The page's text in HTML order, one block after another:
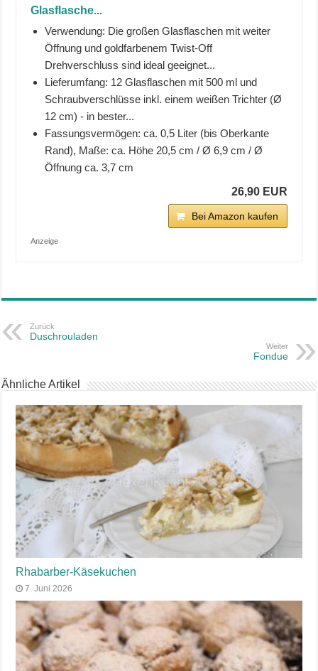
Glasflasche...
Verwendung: Die großen Glasflaschen mit weiter
Öffnung und goldfarbenem Twist-Off
Drehverschluss sind ideal geeignet...
Lieferumfang: 12 Glasflaschen mit 500 ml und
Schraubverschlüsse inkl. einem weißen Trichter (Ø
12 cm) - in bester...
Fassungsvermögen: ca. 0,5 Liter (bis Oberkante
Rand), Maße: ca. Höhe 20,5 cm / Ø 6,9 cm / Ø
Öffnung ca. 3,7 cm
26,90 EUR
Bei Amazon kaufen
Anzeige
Zurück
Duschrouladen
Weiter
Fondue
Ähnliche Artikel
Rhabarber-Käsekuchen
7. Juni 2026